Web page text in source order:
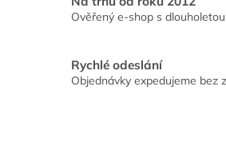
Ověřený e-shop s
Rychlé odeslání
Objednávky expedujeme bez